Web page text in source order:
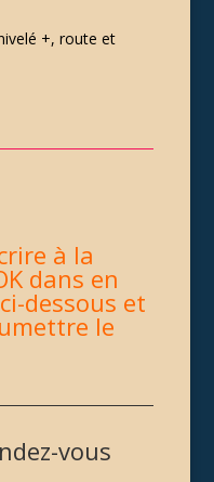
+, route et
à la
dans en
dessous et
le
vous